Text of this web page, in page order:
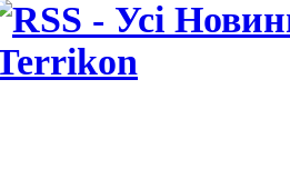
16.07.26 18:00
Сергій